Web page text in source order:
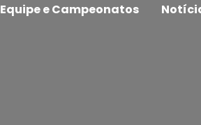
Equipe e Campeonatos